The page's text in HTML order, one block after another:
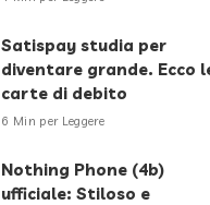
Satispay studia per
diventare grande. Ecco
carte di debito
6 Min per Leggere
Nothing Phone (4b)
ufficiale: Stiloso e